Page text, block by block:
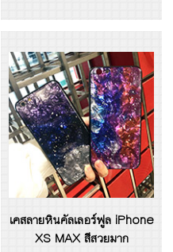
เคสลายหินคัลเลอร์ฟูล iPhone
XS MAX สีสวยมาก